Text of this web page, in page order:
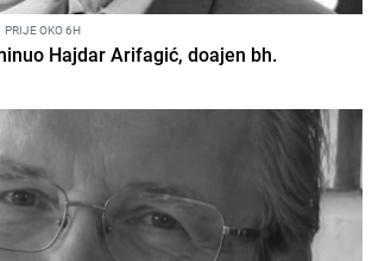
PRIJE OKO 6H
Hajdar Arifagić, doajen bh.